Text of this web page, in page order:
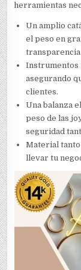
herramientas
Un amplio
el peso en
transparencia
Instrumentos
asegurando
clientes.
Una balanza
peso de las
seguridad
Material
llevar tu